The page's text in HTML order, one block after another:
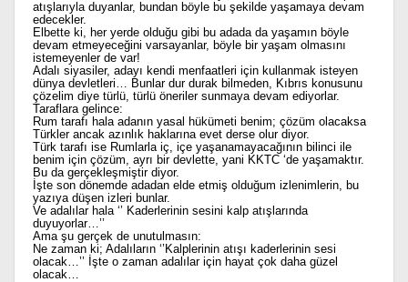
atışlarıyla duyanlar, bundan böyle bu şekilde yaşamaya devam
edecekler.
Elbette ki, her yerde olduğu gibi bu adada da yaşamın böyle
devam etmeyeceğini varsayanlar, böyle bir yaşam olmasını
istemeyenler de var!
Adalı siyasiler, adayı kendi menfaatleri için kullanmak isteyen
dünya devletleri… Bunlar dur durak bilmeden, Kıbrıs konusunu
çözelim diye türlü, türlü öneriler sunmaya devam ediyorlar.
Taraflara gelince:
Rum tarafı hala adanın yasal hükümeti benim; çözüm olacaksa
Türkler ancak azınlık haklarına evet derse olur diyor.
Türk tarafı ise Rumlarla iç, içe yaşanamayacağının bilinci ile
benim için çözüm, ayrı bir devlette, yani KKTC ‘de yaşamaktır.
Bu da gerçekleşmiştir diyor.
İşte son dönemde adadan elde etmiş olduğum izlenimlerin, bu
yazıya düşen izleri bunlar.
Ve adalılar hala ‘’ Kaderlerinin sesini kalp atışlarında
duyuyorlar…’’
Ama şu gerçek de unutulmasın:
Ne zaman ki; Adalıların ‘’Kalplerinin atışı kaderlerinin sesi
olacak…’’ İşte o zaman adalılar için hayat çok daha güzel
olacak…